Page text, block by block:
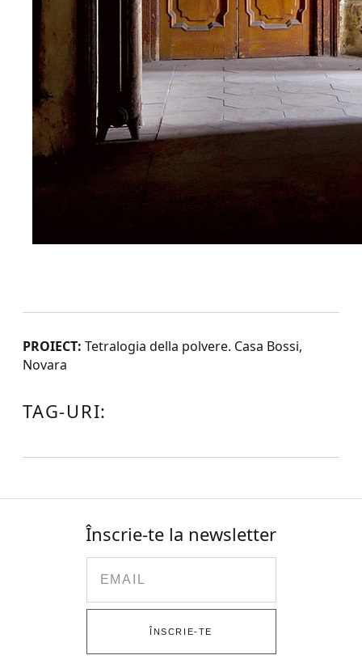
PROIECT: Tetralogia della polvere. Casa Bossi,
Novara
TAG-URI:
Înscrie-te la newsletter
ÎNSCRIE-TE